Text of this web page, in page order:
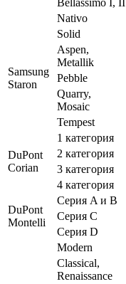
Nativo
Samsung
Staron
Solid
Aspen,
Metallik
Pebble
Quarry,
Mosaic
Tempest
DuPont
Corian
1 категория
2 категория
3 категория
4 категория
DuPont
Montelli
Серия A и B
Серия C
Серия D
Modern
Classical,
Renaissance